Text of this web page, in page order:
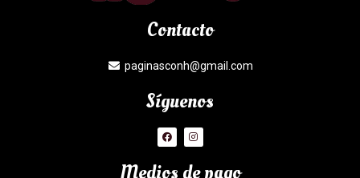
Contacto
paginasconh@gmail.com
Síguenos
Medios de pago